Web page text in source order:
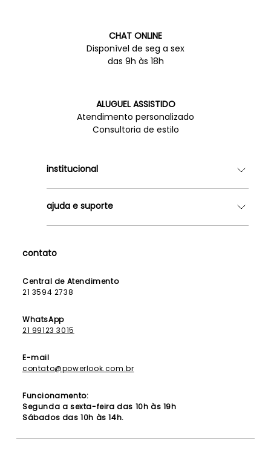
CHAT ONLINE
Disponível de seg a sex
das 9h às 18h
ALUGUEL ASSISTIDO
Atendimento personalizado
Consultoria de estilo
institucional
Lojas
Como Funciona
Lista de Formandas
ajuda e suporte
Política de Privacidade
contato
Central de Atendimento
21 3594 2738
WhatsApp
21 99123 3015
E-mail
contato@powerlook.com.br
Funcionamento:
Segunda a sexta-feira das 10h às 19h
Sábados das 10h às 14h.